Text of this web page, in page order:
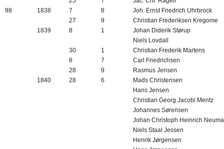
98
1838 7 8
Joh. Ernst Friedrich Uhrbrock
27
9
Christian Frederiksen Kregome
1839
8 1
Johan Diderik Størup
Niels Lovdall
30
1
Christian Frederik Martens
8
7
Carl Friedrichsen
28
9
Rasmus Jensen
1840
28 6
Mads Christensen
Hans Jensen
Christian Georg Jacobi Mentz
Johannes Sørensen
Johan Christoph Heinrich
Niels Staal Jessen
Henrik Jørgensen